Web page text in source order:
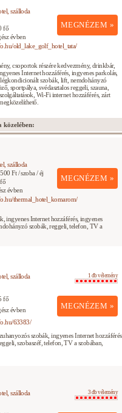
szálloda
MEGNÉZEM »
fő
évben
old_lake_golf_hotel_tata/
csoportok részére kedvezmény, drinkbár,
Internet hozzáférés, ingyenes parkolás,
szobák, lift, nemdohányzó
sportpálya, svédasztalos reggeli, szauna,
Wi-Fi internet hozzáférés, zárt
közelében:
szálloda
MEGNÉZEM »
Ft / szoba / éj
évben
thermal_hotel_komarom/
ingyenes Internet hozzáférés, ingyenes
szobák, reggeli, telefon, TV a
szálloda 1 db vélemény
MEGNÉZEM »
fő
évben
63383/
szobák, ingyenes Internet
szobaszéf, telefon, TV a szobában,
szálloda 3 db vélemény